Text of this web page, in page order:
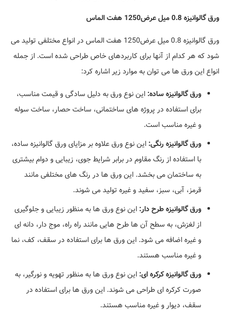
ورق گالوانیزه 0.8 میل عرض1250 هفت الماس
ورق گالوانیزه 0.8 میل عرض1250 هفت الماس در انواع مختلفی تولید می
شود که هر کدام از آنها برای کاربردهای خاص طراحی شده است. از جمله
انواع این ورق ها می توان به موارد زیر اشاره کرد:
ورق گالوانیزه ساده: این نوع ورق به دلیل سادگی و قیمت مناسب،
برای استفاده در پروژه های ساختمانی، ساخت حصار، ساخت سوله
و غیره مناسب است.
ورق گالوانیزه رنگی: این نوع ورق علاوه بر مزایای ورق گالوانیزه ساده،
با استفاده از رنگ مقاوم در برابر شرایط جوی، زیبایی و دوام بیشتری
به ساختمان می بخشد. این ورق ها در رنگ های مختلفی مانند
قرمز، آبی، سبز، سفید و غیره تولید می شوند.
ورق گالوانیزه طرح دار: این نوع ورق ها به منظور زیبایی و جلوگیری
از لغزش، به سطح آن ها طرح هایی مانند راه راه، موج دار، دانه ای
و غیره اضافه می شود. این ورق ها برای استفاده در سقف، کف، نما
و غیره مناسب هستند.
ورق گالوانیزه کرکره ای: این نوع ورق ها به منظور تهویه و نورگیر، به
صورت کرکره ای طراحی می شوند. این ورق ها برای استفاده در
سقف، دیوار و غیره مناسب هستند.